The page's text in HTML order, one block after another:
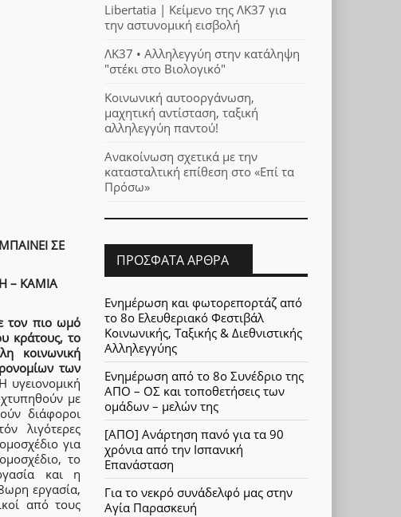
ΣΕ
– ΚΑΜΙΑ
τον πιο ωμό
κράτους, το
κοινωνική
των
Η υγειονομική
με
διάφοροι
λιγότερες
για
το
και η
εργασία,
από τους
Libertatia | Κείμενο της ΛΚ37 για
την αστυνομική εισβολή
ΛΚ37 • Αλληλεγγύη στην κατάληψη
"στέκι στο Βιολογικό"
Κοινωνική αυτοοργάνωση,
μαχητική αντίσταση, ταξική
αλληλεγγύη παντού!
Ανακοίνωση σχετικά με την
κατασταλτική επίθεση στο «Επί τα
Πρόσω»
ΠΡΌΣΦΑΤΑ ΆΡΘΡΑ
Ενημέρωση και φωτορεπορτάζ από
το 8ο Ελευθεριακό Φεστιβάλ
Κοινωνικής, Ταξικής & Διεθνιστικής
Αλληλεγγύης
Ενημέρωση από το 8ο Συνέδριο της
ΑΠΟ – ΟΣ και τοποθετήσεις των
ομάδων – μελών της
[ΑΠΟ] Ανάρτηση πανό για τα 90
χρόνια από την Ισπανική
Επανάσταση
Για το νεκρό συνάδελφό μας στην
Αγία Παρασκευή